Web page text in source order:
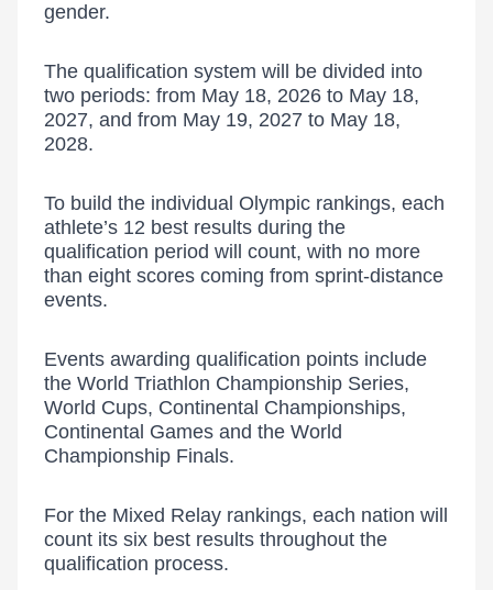
gender.
The qualification system will be divided into
two periods: from May 18, 2026 to May 18,
2027, and from May 19, 2027 to May 18,
2028.
To build the individual Olympic rankings, each
athlete’s 12 best results during the
qualification period will count, with no more
than eight scores coming from sprint-distance
events.
Events awarding qualification points include
the World Triathlon Championship Series,
World Cups, Continental Championships,
Continental Games and the World
Championship Finals.
For the Mixed Relay rankings, each nation will
count its six best results throughout the
qualification process.